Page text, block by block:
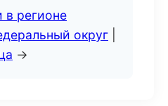
в регионе
округ
→